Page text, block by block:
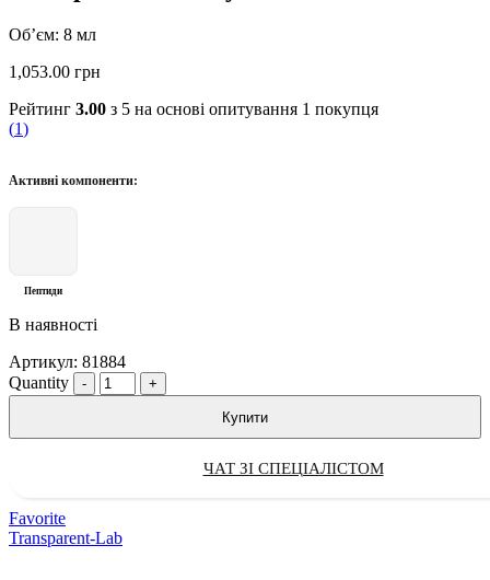
Об’єм: 8 мл
1,053.00 грн
Рейтинг 3.00 з 5 на основі опитування 1 покупця
(1)
Активні компоненти:
Пептиди
В наявності
Артикул: 81884
Quantity
Купити
ЧАТ ЗІ СПЕЦІАЛІСТОМ
Favorite
Transparent-Lab